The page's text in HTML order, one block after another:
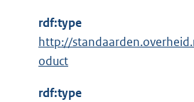
rdf:type
http://
oduct
rdf:type